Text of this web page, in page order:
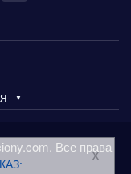
x
Все права